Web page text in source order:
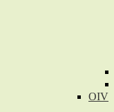
OIV